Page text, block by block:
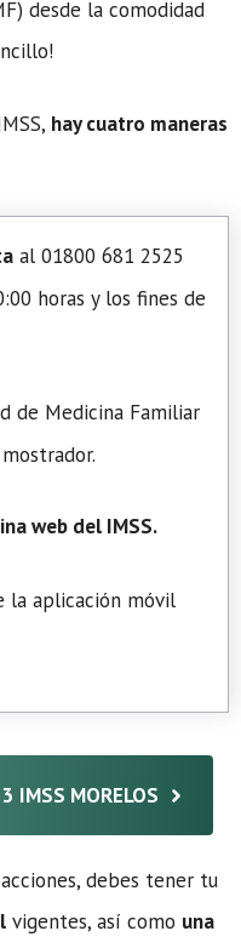
desde la comodidad
hay cuatro maneras
al 01800 681 2525
horas y los fines de
de Medicina Familiar
web del IMSS.
la aplicación móvil
IMSS MORELOS
debes tener tu
vigentes, así como una